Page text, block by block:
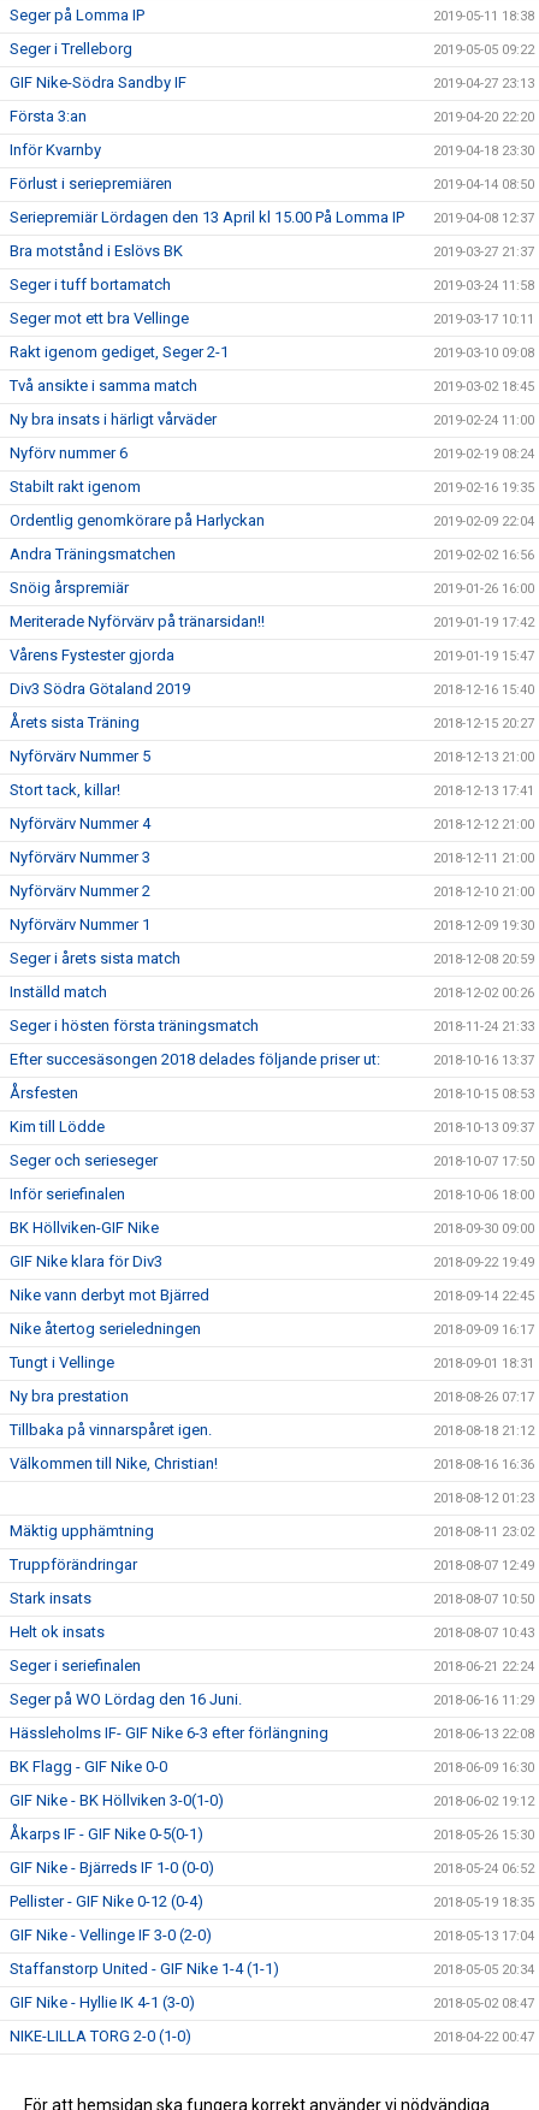
Seger på Lomma IP 2019-05-11 18:38
Seger i Trelleborg 2019-05-05 09:22
GIF Nike-Södra Sandby IF 2019-04-27 23:13
Första 3:an 2019-04-20 22:20
Inför Kvarnby 2019-04-18 23:30
Förlust i seriepremiären 2019-04-14 08:50
Seriepremiär Lördagen den 13 April kl 15.00 På Lomma IP 2019-04-08 12:37
Bra motstånd i Eslövs BK 2019-03-27 21:37
Seger i tuff bortamatch 2019-03-24 11:58
Seger mot ett bra Vellinge 2019-03-17 10:11
Rakt igenom gediget, Seger 2-1 2019-03-10 09:08
Två ansikte i samma match 2019-03-02 18:45
Ny bra insats i härligt vårväder 2019-02-24 11:00
Nyförv nummer 6 2019-02-19 08:24
Stabilt rakt igenom 2019-02-16 19:35
Ordentlig genomkörare på Harlyckan 2019-02-09 22:04
Andra Träningsmatchen 2019-02-02 16:56
Snöig årspremiär 2019-01-26 16:00
Meriterade Nyförvärv på tränarsidan!! 2019-01-19 17:42
Vårens Fystester gjorda 2019-01-19 15:47
Div3 Södra Götaland 2019 2018-12-16 15:40
Årets sista Träning 2018-12-15 20:27
Nyförvärv Nummer 5 2018-12-13 21:00
Stort tack, killar! 2018-12-13 17:41
Nyförvärv Nummer 4 2018-12-12 21:00
Nyförvärv Nummer 3 2018-12-11 21:00
Nyförvärv Nummer 2 2018-12-10 21:00
Nyförvärv Nummer 1 2018-12-09 19:30
Seger i årets sista match 2018-12-08 20:59
Inställd match 2018-12-02 00:26
Seger i hösten första träningsmatch 2018-11-24 21:33
Efter succesäsongen 2018 delades följande priser ut: 2018-10-16 13:37
Årsfesten 2018-10-15 08:53
Kim till Lödde 2018-10-13 09:37
Seger och serieseger 2018-10-07 17:50
Inför seriefinalen 2018-10-06 18:00
BK Höllviken-GIF Nike 2018-09-30 09:00
GIF Nike klara för Div3 2018-09-22 19:49
Nike vann derbyt mot Bjärred 2018-09-14 22:45
Nike återtog serieledningen 2018-09-09 16:17
Tungt i Vellinge 2018-09-01 18:31
Ny bra prestation 2018-08-26 07:17
Tillbaka på vinnarspåret igen. 2018-08-18 21:12
Välkommen till Nike, Christian! 2018-08-16 16:36
2018-08-12 01:23
Mäktig upphämtning 2018-08-11 23:02
Truppförändringar 2018-08-07 12:49
Stark insats 2018-08-07 10:50
Helt ok insats 2018-08-07 10:43
Seger i seriefinalen 2018-06-21 22:24
Seger på WO Lördag den 16 Juni. 2018-06-16 11:29
Hässleholms IF- GIF Nike 6-3 efter förlängning 2018-06-13 22:08
BK Flagg - GIF Nike 0-0 2018-06-09 16:30
GIF Nike - BK Höllviken 3-0(1-0) 2018-06-02 19:12
Åkarps IF - GIF Nike 0-5(0-1) 2018-05-26 15:30
GIF Nike - Bjärreds IF 1-0 (0-0) 2018-05-24 06:52
Pellister - GIF Nike 0-12 (0-4) 2018-05-19 18:35
GIF Nike - Vellinge IF 3-0 (2-0) 2018-05-13 17:04
Staffanstorp United - GIF Nike 1-4 (1-1) 2018-05-05 20:34
GIF Nike - Hyllie IK 4-1 (3-0) 2018-05-02 08:47
NIKE-LILLA TORG 2-0 (1-0) 2018-04-22 00:47
GIF NIKE-KSF KOSOVA IF 8-0 (1-0) 2018-04-07 00:49
För att hemsidan ska fungera korrekt använder vi nödvändiga